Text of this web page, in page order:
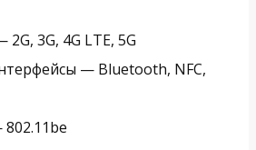
2G, 3G, 4G LTE, 5G
— Bluetooth, NFC,
802.11be